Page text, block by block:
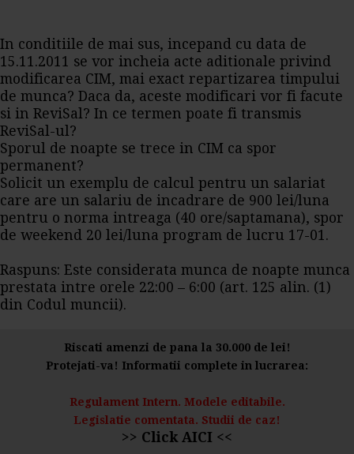
In conditiile de mai sus, incepand cu data de
15.11.2011 se vor incheia acte aditionale privind
modificarea CIM, mai exact repartizarea timpului
de munca? Daca da, aceste modificari vor fi facute
si in ReviSal? In ce termen poate fi transmis
ReviSal-ul?
Sporul de noapte se trece in CIM ca spor
permanent?
Solicit un exemplu de calcul pentru un salariat
care are un salariu de incadrare de 900 lei/luna
pentru o norma intreaga (40 ore/saptamana), spor
de weekend 20 lei/luna program de lucru 17-01.
Raspuns: Este considerata munca de noapte munca
prestata intre orele 22:00 – 6:00 (art. 125 alin. (1)
din Codul muncii).
Riscati amenzi de pana la 30.000 de lei!
Protejati-va! Informatii complete in lucrarea:
Regulament Intern. Modele editabile.
Legislatie comentata. Studii de caz!
>> Click AICI <<